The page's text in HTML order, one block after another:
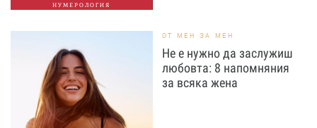
НУМЕРОЛОГИЯ
ОТ МЕН ЗА МЕН
Не е нужно да заслужиш
любовта: 8 напомняния
за всяка жена